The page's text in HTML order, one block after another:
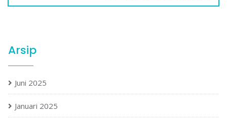
Arsip
Juni 2025
Januari 2025